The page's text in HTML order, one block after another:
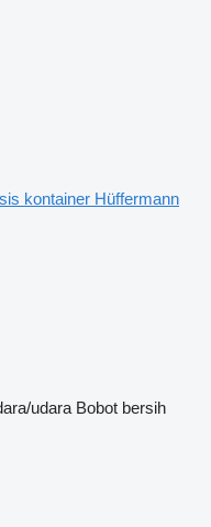
kontainer Hüffermann
udara Bobot bersih